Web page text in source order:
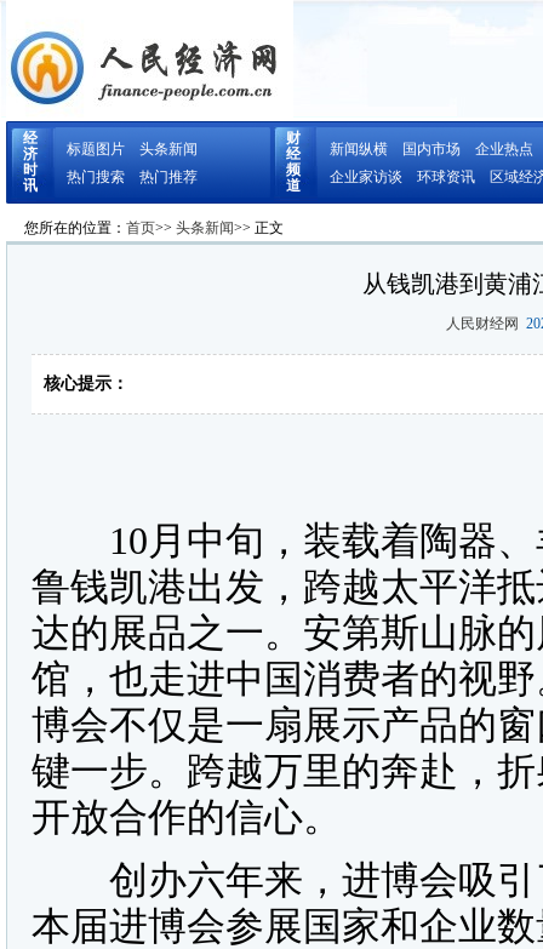
经
济
时
讯
标题图片
头条新闻
热门搜索
热门推荐
财
经
频
道
新闻纵横 国内市场
企业热点
企业家访谈
环球资讯 区域经
您所在的位置： 首页>> 头条新闻>> 正文
从钱凯港到黄浦
人民财经网
核心提示：
10月中旬，装载着陶器、
鲁钱凯港出发，跨越太平洋
达的展品之一。安第斯山脉
馆，也走进中国消费者的视
博会不仅是一扇展示产品的
键一步。跨越万里的奔赴，
开放合作的信心。
创办六年来，进博会吸引
本届进博会参展国家和企业